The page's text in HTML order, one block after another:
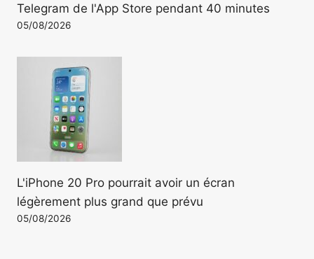
Telegram de l'App Store pendant 40 minutes
05/08/2026
L'iPhone 20 Pro pourrait avoir un écran
légèrement plus grand que prévu
05/08/2026